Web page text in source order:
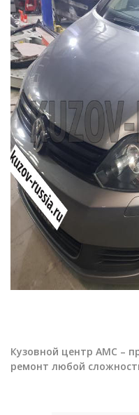
Кузовной центр АМС –
ремонт любой